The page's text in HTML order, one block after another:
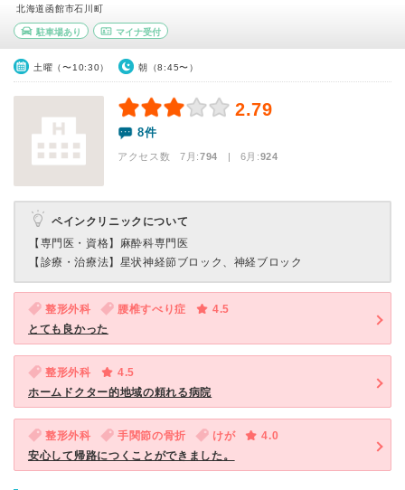
北海道函館市石川町
駐車場あり マイナ受付
土曜（〜10:30） 朝（8:45〜）
2.79
8件
アクセス数 7月:794 | 6月:924
ペインクリニックについて
【専門医・資格】 麻酔科専門医
【診療・治療法】 星状神経節ブロック、神経ブロック
整形外科 腰椎すべり症
4.5
とても良かった
整形外科
4.5
ホームドクター的地域の頼れる病院
整形外科 手関節の骨折 けが
4.0
安心して帰路につくことができました。